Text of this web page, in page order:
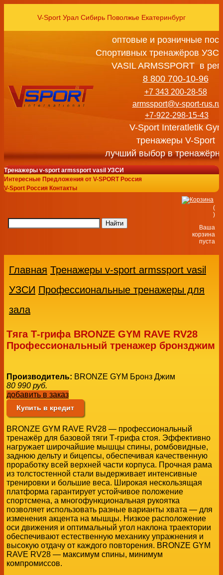
V-Sport Урал Сибирь Поволжье Екатеринбург
оптовые и розничные
Спортивных тренажёров
VASIL ARMSSPORT в
8 800 700-10-96
+7 343 200-28-58
armssport@v-sport-rus.ru
+7-922-298-15-43
V-Sport Interatletik
тренажеры V-Sport
лучший выбор в
Тренажеры v-sport armssport vasil УЗСИ
Интересные Предложения от V-SPORT Россия
V-Sport Россия Контакты
(
)
Ваша
корзина
пуста
Главная Тренажеры v-sport armssport vasil
УЗСИ Профессиональные тренажеры для
зала
Тяга Т-грифа BRONZE GYM RAVE RV28
Профессиональный тренажер бронзджим
Производитель: BRONZE GYM Бронз Джим
80 990 руб.
добавить в заказ
Купить в кредит
BRONZE GYM RAVE RV28 — профессиональный
тренажёр для базовой тяги Т-грифа стоя. Эффективно
нагружает широчайшие мышцы спины, ромбовидные,
заднюю дельту и бицепсы, обеспечивая качественную
проработку всей верхней части корпуса. Прочная рама
из толстостенной стали выдерживает интенсивные
тренировки и большие веса. Широкая нескользящая
платформа гарантирует устойчивое положение
спортсмена, а многофункциональная рукоятка
позволяет использовать разные варианты хвата — для
изменения акцента на мышцы. Низкое расположение
оси движения и оптимальный угол наклона траектории
обеспечивают естественную механику упражнения и
высокую отдачу от каждого повторения. BRONZE GYM
RAVE RV28 — максимум спины, минимум
компромиссов.